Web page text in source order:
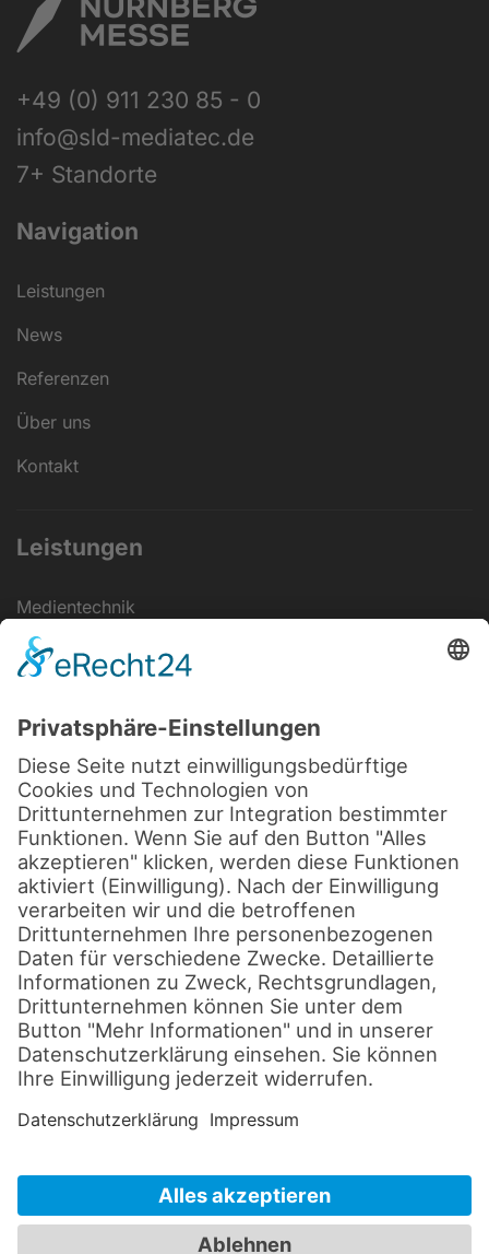
+49 (0) 911 230 85 - 0
info@sld-mediatec.de
7+ Standorte
Navigation
Leistungen
News
Referenzen
Über uns
Kontakt
Leistungen
Medientechnik
Veranstaltungs­technik
Eventstrom
IT-Lösungen
Disclaimer
Datenschutz
Impressum
Cookie-Einstellungen
AGB's